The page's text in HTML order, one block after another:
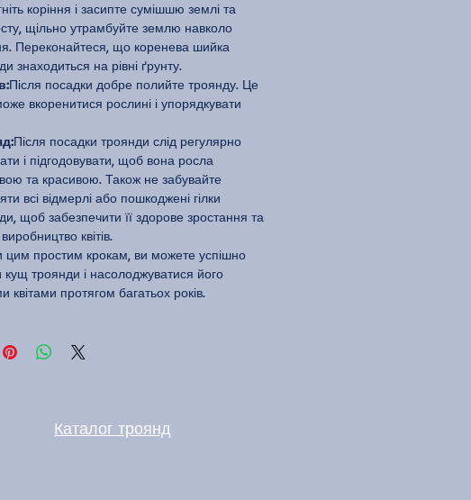
коріння і засипте сумішшю землі та
щільно утрамбуйте землю навколо
Переконайтеся, що коренева шийка
знаходиться на рівні ґрунту.
Після посадки добре полийте троянду. Це
вкоренитися рослині і упорядкувати
Після посадки троянди слід регулярно
і підгодовувати, щоб вона росла
та красивою. Також не забувайте
всі відмерлі або пошкоджені гілки
щоб забезпечити її здорове зростання та
квітів.
цим простим крокам, ви можете успішно
кущ троянди і насолоджуватися його
квітами протягом багатьох років.
Каталог троянд